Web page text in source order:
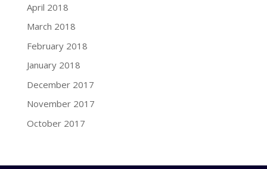
April 2018
March 2018
February 2018
January 2018
December 2017
November 2017
October 2017